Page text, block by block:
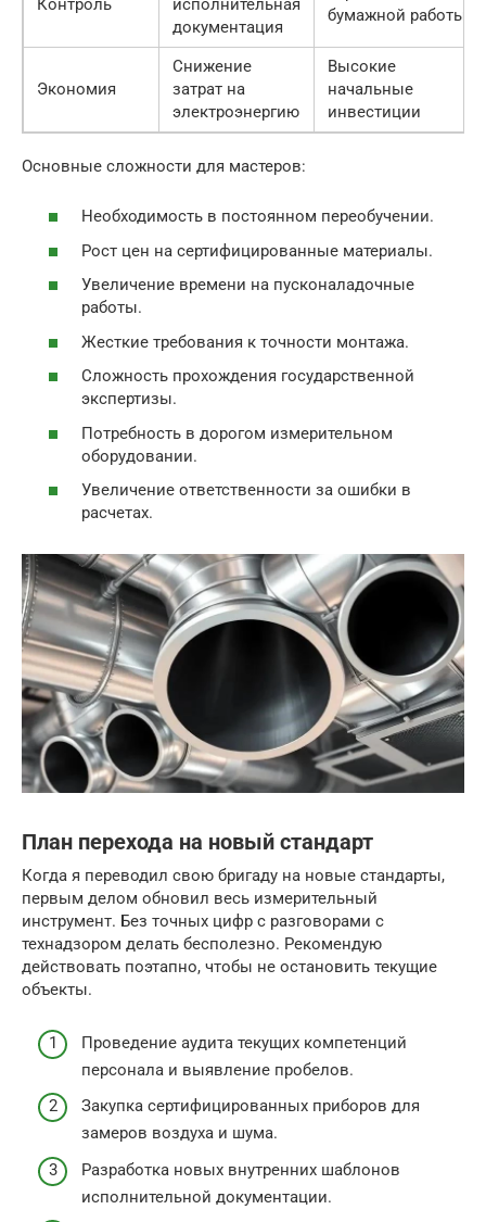
Контроль
исполнительная
документация
бумажной работы
Экономия
Снижение
затрат на
электроэнергию
Высокие
начальные
инвестиции
Основные сложности для мастеров:
Необходимость в постоянном переобучении.
Рост цен на сертифицированные материалы.
Увеличение времени на пусконаладочные
работы.
Жесткие требования к точности монтажа.
Сложность прохождения государственной
экспертизы.
Потребность в дорогом измерительном
оборудовании.
Увеличение ответственности за ошибки в
расчетах.
План перехода на новый стандарт
Когда я переводил свою бригаду на новые стандарты,
первым делом обновил весь измерительный
инструмент. Без точных цифр с разговорами с
технадзором делать бесполезно. Рекомендую
действовать поэтапно, чтобы не остановить текущие
объекты.
Проведение аудита текущих компетенций
персонала и выявление пробелов.
Закупка сертифицированных приборов для
замеров воздуха и шума.
Разработка новых внутренних шаблонов
исполнительной документации.